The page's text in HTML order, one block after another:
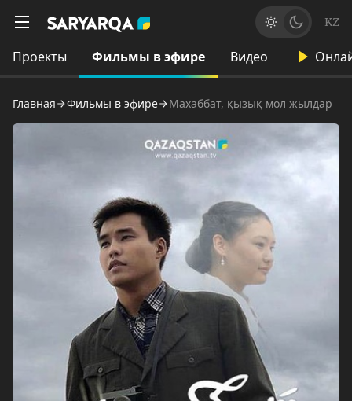
KZ
Проекты Фильмы в эфире Видео
Главная Фильмы в эфире Махаббат, қызық мол жылдар